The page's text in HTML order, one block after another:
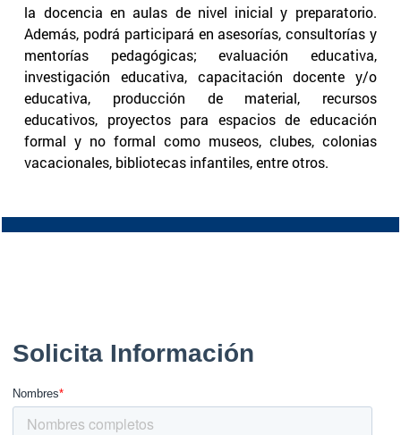
la docencia en aulas de nivel inicial y preparatorio.
Además, podrá participará en asesorías, consultorías y
mentorías pedagógicas; evaluación educativa,
investigación educativa, capacitación docente y/o
educativa, producción de material, recursos
educativos, proyectos para espacios de educación
formal y no formal como museos, clubes, colonias
vacacionales, bibliotecas infantiles, entre otros.